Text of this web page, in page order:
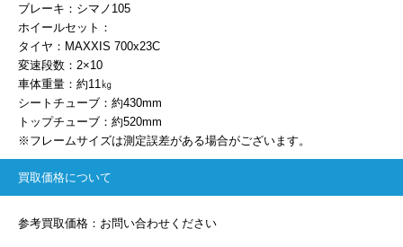
ブレーキ：シマノ105
ホイールセット：
タイヤ：MAXXIS 700x23C
変速段数：2×10
車体重量：約11㎏
シートチューブ：約430mm
トップチューブ：約520mm
※フレームサイズは測定誤差がある場合がございます。
買取価格について
参考買取価格：お問い合わせください